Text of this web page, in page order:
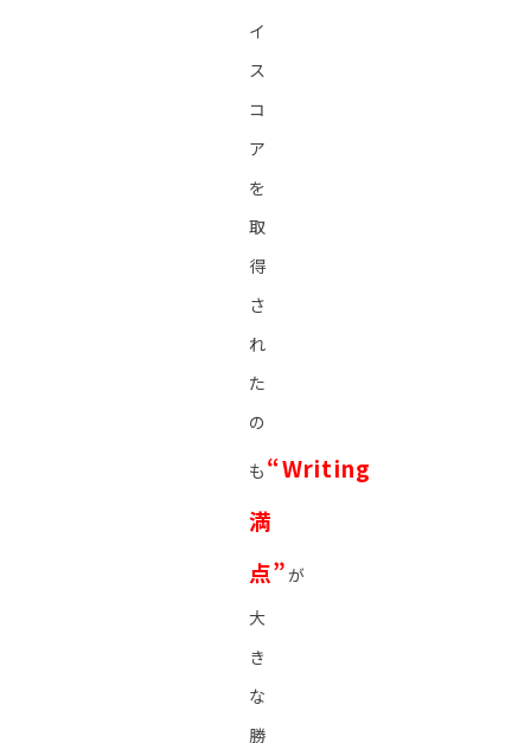
イ
ス
コ
ア
を
取
得
さ
れ
た
の
も “Writing
満
点”が
大
き
な
勝